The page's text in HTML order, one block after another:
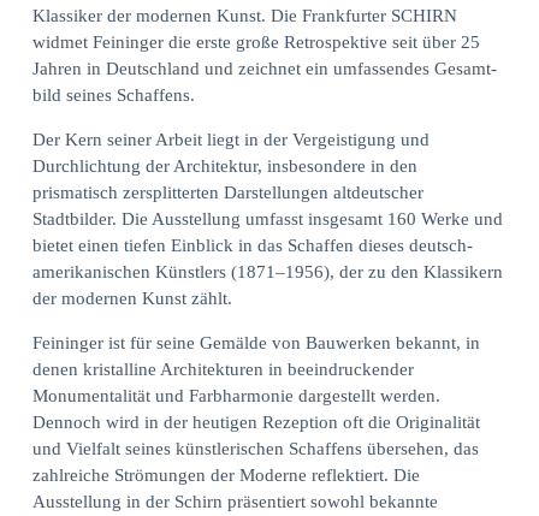
Klas­si­ker der moder­nen Kunst. Die Frankfurter SCHIRN
widmet Feininger die erste große Retro­spek­tive seit über 25
Jahren in Deutsch­land und zeich­net ein umfas­sen­des Gesamt­
bild seines Schaf­fens.
Der Kern seiner Arbeit liegt in der Vergeistigung und
Durchlichtung der Architektur, insbesondere in den
prismatisch zersplitterten Darstellungen altdeutscher
Stadtbilder. Die Ausstellung umfasst insgesamt 160 Werke und
bietet einen tiefen Einblick in das Schaffen dieses deutsch-
amerikanischen Künstlers (1871–1956), der zu den Klassikern
der modernen Kunst zählt.
Feininger ist für seine Gemälde von Bauwerken bekannt, in
denen kristalline Architekturen in beeindruckender
Monumentalität und Farbharmonie dargestellt werden.
Dennoch wird in der heutigen Rezeption oft die Originalität
und Vielfalt seines künstlerischen Schaffens übersehen, das
zahlreiche Strömungen der Moderne reflektiert. Die
Ausstellung in der Schirn präsentiert sowohl bekannte